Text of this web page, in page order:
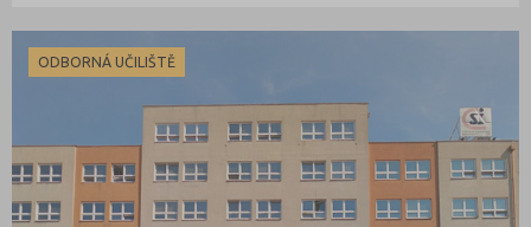
ODBORNÁ UČILIŠTĚ